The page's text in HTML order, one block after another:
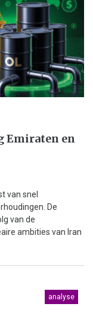
Emiraten en
van snel
De
van de
ambities van Iran
analyse